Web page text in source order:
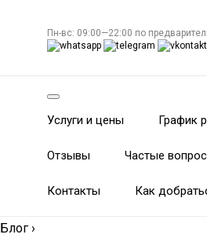
Пн-вс: 09:00—22:00 по
Услуги и цены График
Отзывы Частые
Контакты Как
Блог ›